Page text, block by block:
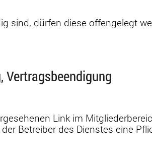
sind, dürfen diese offengelegt
Vertragsbeendigung
Link im
Betreiber des Dienstes eine